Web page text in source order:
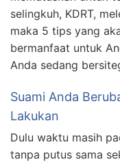
selingkuh, KDRT,
maka 5 tips yang
bermanfaat untuk
Anda sedang
Suami Anda
Lakukan
Dulu waktu masih
tanpa putus sama